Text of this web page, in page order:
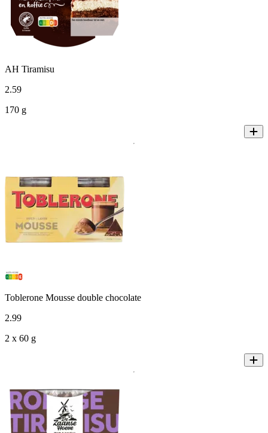
AH Tiramisu
2.59
170 g
Toblerone Mousse double chocolate
2.99
2 x 60 g